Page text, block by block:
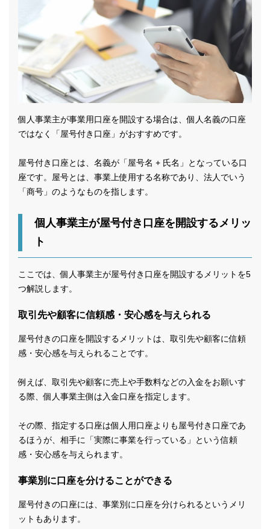
個人事業主が事業用口座を開設する場合は、個人名義の口座
ではなく「屋号付き口座」がおすすめです。
屋号付き口座とは、名義が「屋号名 + 氏名」となっている口
座です。屋号とは、事業上使用する名称であり、法人でいう
「商号」のようなものを指します。
個人事業主が屋号付き口座を開設するメリッ
ト
ここでは、個人事業主が屋号付き口座を開設するメリットを5
つ解説します。
取引先や顧客に信頼感・安心感を与えられる
屋号付きの口座を開設するメリットは、取引先や顧客に信頼
感・安心感を与えられることです。
例えば、取引先や顧客に売上や手数料などの入金をお願いす
る際、個人事業主側は入金口座を指定します。
その際、指定する口座は個人用口座よりも屋号付き口座であ
るほうが、相手に「実際に事業を行っている」という信頼
感・安心感を与えられます。
事業別に口座を分けることができる
屋号付きの口座には、事業別に口座を分けられるというメリ
ットもあります。